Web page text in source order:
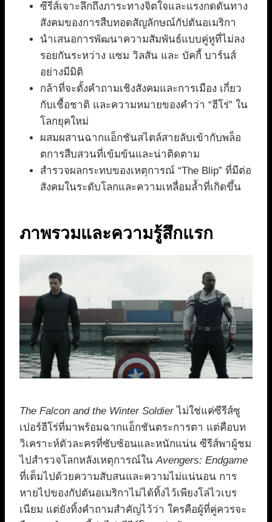
ซีรีส์เจาะลึกถึงภาระทางจิตใจและแรงกดดันทาง
สังคมของการสืบทอดสัญลักษณ์กัปตันอเมริกา
นำเสนอการพัฒนาความสัมพันธ์แบบคู่หูที่ไม่ลง
รอยกันระหว่าง แซม วิลสัน และ บัคกี้ บาร์นส์
อย่างมีมิติ
กล้าที่จะตั้งคำถามเชิงสังคมและการเมือง เกี่ยว
กับเชื้อชาติ และความหมายของคำว่า “ฮีโร่” ใน
โลกยุคใหม่
ผสมผสานฉากแอ็กชันสไตล์สายลับเข้ากับพล็อ
ตการสืบสวนที่เข้มข้นและน่าติดตาม
สำรวจผลกระทบของเหตุการณ์ “The Blip” ที่มีต่อ
สังคมในระดับโลกและความเหลื่อมล้ำที่เกิดขึ้น
ภาพรวมและความรู้สึกแรก
The Falcon and the Winter Soldierไม่ใช่แค่ซีรีส์ซู
เปอร์ฮีโร่ที่มาพร้อมฉากแอ็กชันตระการตา แต่คือบท
วิเคราะห์ตัวละครที่ซับซ้อนและหนักแน่น ซีรีส์พาผู้ชม
ไปสำรวจโลกหลังเหตุการณ์ในAvengers: Endgame
ที่เต็มไปด้วยความสับสนและความไม่แน่นอน การ
หายไปของกัปตันอเมริกาไม่ได้ทิ้งไว้เพียงโล่ไวเบร
เนียม แต่ยังทิ้งคำถามสำคัญไว้ว่า ใครคือผู้ที่คู่ควรจะ